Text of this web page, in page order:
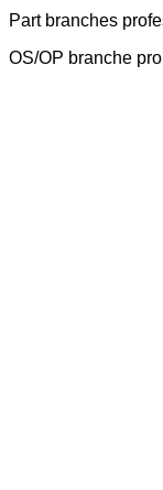
Part branches
OS/OP branche